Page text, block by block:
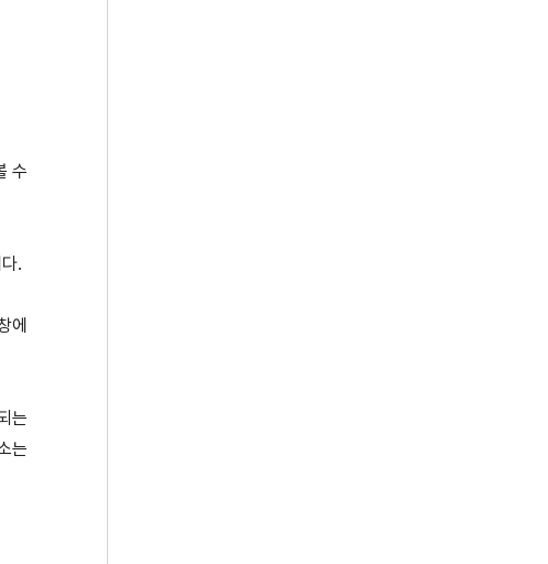
수
.
는
는